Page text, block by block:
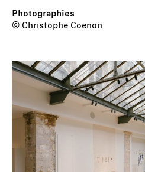
© Christophe Coenon